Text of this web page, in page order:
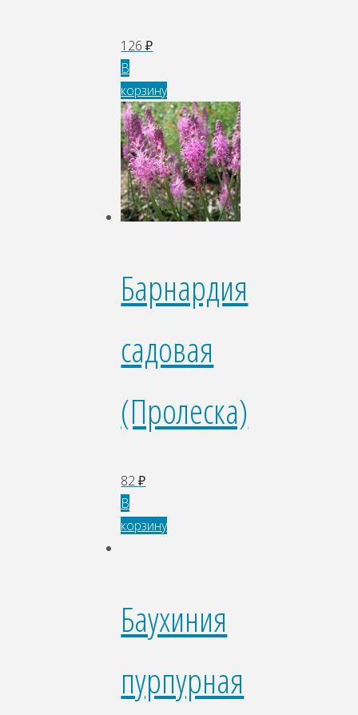
126₽
В
корзину
Барнардия
садовая
(Пролеска)
82₽
В
корзину
Баухиния
пурпурная